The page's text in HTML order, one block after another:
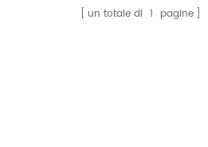
macchina per polveri alla linea di stampa.
un totale di 1 pagine